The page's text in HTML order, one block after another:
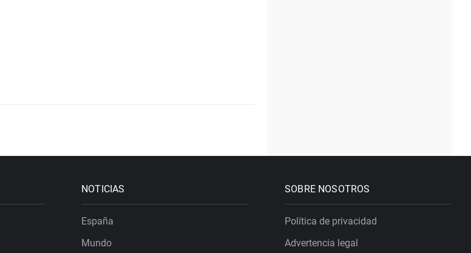
NOTICIAS
España
Mundo
SOBRE NOSOTROS
Política de privacidad
Advertencia legal